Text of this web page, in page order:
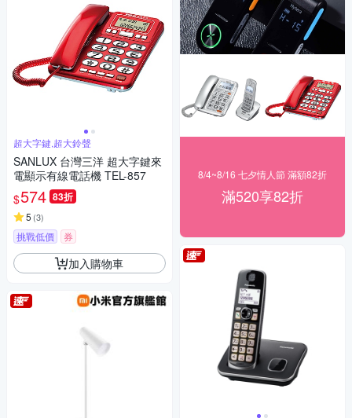
超大字鍵,超大鈴聲
SANLUX 台灣三洋 超大字鍵來
電顯示有線電話機 TEL-857
$574 83折
5 (3)
挑戰低價 券
加入購物車
8/4~8/16 七夕情人節 滿額82折
滿520享82折